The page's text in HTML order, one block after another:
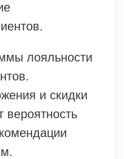
лояльности
и скидки
вероятность